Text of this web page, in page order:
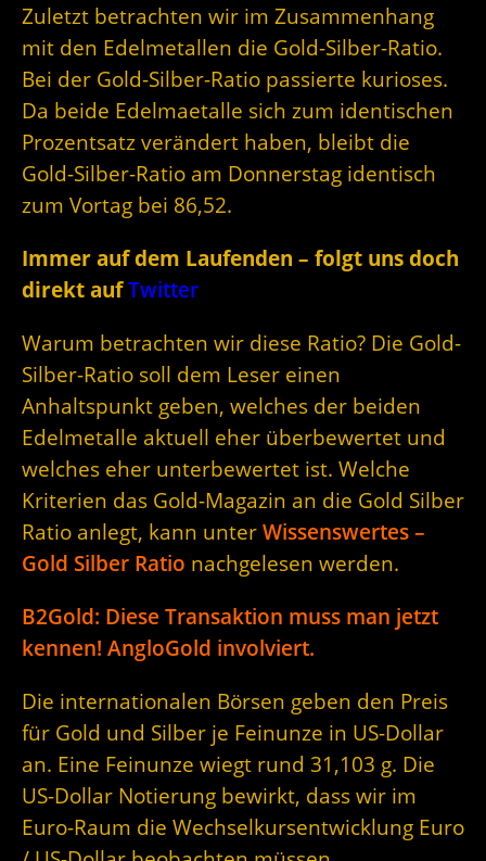
Zuletzt betrachten wir im Zusammenhang
mit den Edelmetallen die Gold-Silber-Ratio.
Bei der Gold-Silber-Ratio passierte kurioses.
Da beide Edelmaetalle sich zum identischen
Prozentsatz verändert haben, bleibt die
Gold-Silber-Ratio am Donnerstag identisch
zum Vortag bei 86,52.
Immer auf dem Laufenden – folgt uns doch
direkt aufTwitter
Warum betrachten wir diese Ratio? Die Gold-
Silber-Ratio soll dem Leser einen
Anhaltspunkt geben, welches der beiden
Edelmetalle aktuell eher überbewertet und
welches eher unterbewertet ist. Welche
Kriterien das Gold-Magazin an die Gold Silber
Ratio anlegt, kann unter Wissenswertes –
Gold Silber Ratio nachgelesen werden.
B2Gold: Diese Transaktion muss man jetzt
kennen! AngloGold involviert.
Die internationalen Börsen geben den Preis
für Gold und Silber je Feinunze in US-Dollar
an. Eine Feinunze wiegt rund 31,103 g. Die
US-Dollar Notierung bewirkt, dass wir im
Euro-Raum die Wechselkursentwicklung Euro